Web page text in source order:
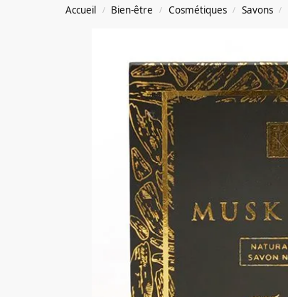
Accueil / Bien-être / Cosmétiques / Savons /